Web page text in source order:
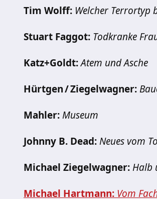
Tim Wolff: Welcher Terrortyp
Stuart Faggot: Todkranke
Katz+Goldt:Atem und Asche
Hürtgen / Ziegelwagner:
Mahler:Museum
Johnny B. Dead:Neues vom
Michael Ziegelwagner: Halb
Michael Hartmann: Vom